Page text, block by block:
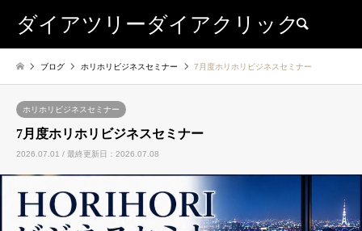
ダイアツリーダイアクリック
ブログ ホリホリビジネスセミナー 7月度ホリホリビジネスセミナー
ホリホリビジネスセミナー
7月度ホリホリビジネスセミナー
2026.07.01 / 最終更新日：2026.07.08